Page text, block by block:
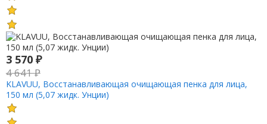
3 570 ₽
4 641₽
KLAVUU, Восстанавливающая очищающая пенка для лица,
150 мл (5,07 жидк. Унции)